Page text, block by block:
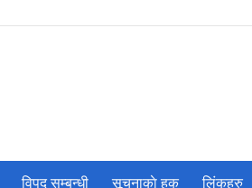
विपद् सम्बन्धी सूचनाकाे हक लिंकहरु